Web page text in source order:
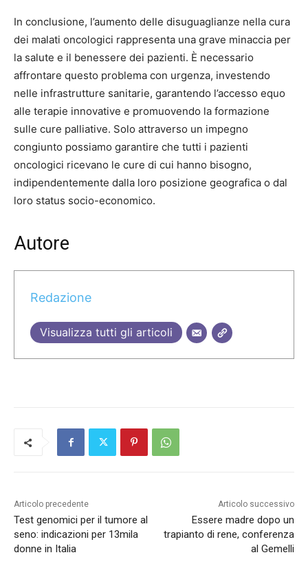
In conclusione, l’aumento delle disuguaglianze nella cura
dei malati oncologici rappresenta una grave minaccia per
la salute e il benessere dei pazienti. È necessario
affrontare questo problema con urgenza, investendo
nelle infrastrutture sanitarie, garantendo l’accesso equo
alle terapie innovative e promuovendo la formazione
sulle cure palliative. Solo attraverso un impegno
congiunto possiamo garantire che tutti i pazienti
oncologici ricevano le cure di cui hanno bisogno,
indipendentemente dalla loro posizione geografica o dal
loro status socio-economico.
Autore
Redazione
Visualizza tutti gli articoli
Articolo precedente
Test genomici per il tumore al
seno: indicazioni per 13mila
donne in Italia
Articolo successivo
Essere madre dopo un
trapianto di rene, conferenza
al Gemelli